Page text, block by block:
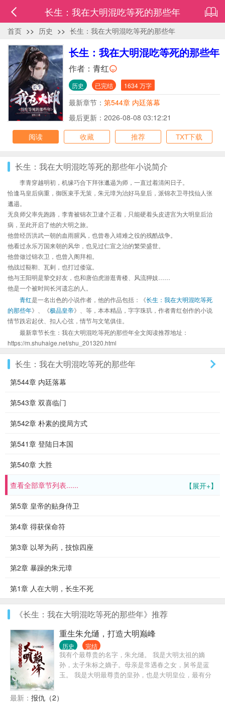
长生：我在大明混吃等死的那些年
首页 >> 历史 >> 长生：我在大明混吃等死的那些年
长生：我在大明混吃等死的那些年
作者： 青红
历史 已完结 1634 万字
最新章节： 第544章 内廷落幕
最后更新：2026-08-08 03:12:21
阅读
收藏 推荐 TXT下载
长生：我在大明混吃等死的那些年小说简介
李青穿越明初，机缘巧合下拜张邋遢为师，一直过着清闲日子。
恰逢马皇后病重，御医束手无策，朱元璋为治好马皇后，派锦衣卫寻找仙人张
邋遢。
无良师父率先跑路，李青被锦衣卫逮个正着，只能硬着头皮进宫为大明皇后治
病，至此开启了他的大明之旅。
他曾经历洪武一朝的血雨腥风，也曾卷入靖难之役的残酷战争。
他看过永乐万国来朝的风华，也见过仁宣之治的繁荣盛世。
他曾做过锦衣卫，也曾入阁拜相。
他战过鞑靼、瓦剌，也打过倭寇。
他与王阳明是挚交好友，也和唐伯虎游逛青楼、风流狎妓……
他是一个被时间长河遗忘的人。
青红是一名出色的小说作者，他的作品包括：《长生：我在大明混吃等死
的那些年》、《极品皇帝》、等，本本精品，字字珠玑，作者青红创作的小说
情节跌宕起伏、扣人心弦，情节与文笔俱佳。
最新章节长生：我在大明混吃等死的那些年全文阅读推荐地址：
https://m.shuhaige.net/shu_201320.html
长生：我在大明混吃等死的那些年
第544章 内廷落幕
第543章 双喜临门
第542章 朴素的搅局方式
第541章 登陆日本国
第540章 大胜
【展开+】
查看全部章节列表......
第5章 皇帝的贴身侍卫
第4章 得获保命符
第3章 以琴为药，技惊四座
第2章 暴躁的朱元璋
第1章 人在大明，长生不死
《长生：我在大明混吃等死的那些年》推荐
重生朱允熥，打造大明巅峰
历史 完结
我有个最尊贵的名字，朱允熥。 我是大明太祖的嫡
孙，太子朱标之嫡子。母亲是常遇春之女，舅爷是蓝
玉。 我是大明最尊贵的皇孙，也是大明皇位，最有分
最新： 报仇（2）